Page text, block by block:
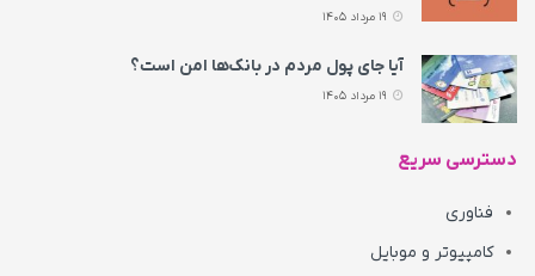
آیا جای پول مردم در بانک‌ها امن است؟
دسترسی سریع
فناوری
کامپیوتر و موبایل